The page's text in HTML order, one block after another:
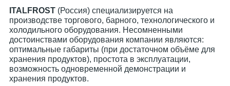
ITALFROST (Россия) специализируется на
производстве торгового, барного, технологического и
холодильного оборудования. Несомненными
достоинствами оборудования компании являются:
оптимальные габариты (при достаточном объёме для
хранения продуктов), простота в эксплуатации,
возможность одновременной демонстрации и
хранения продуктов.